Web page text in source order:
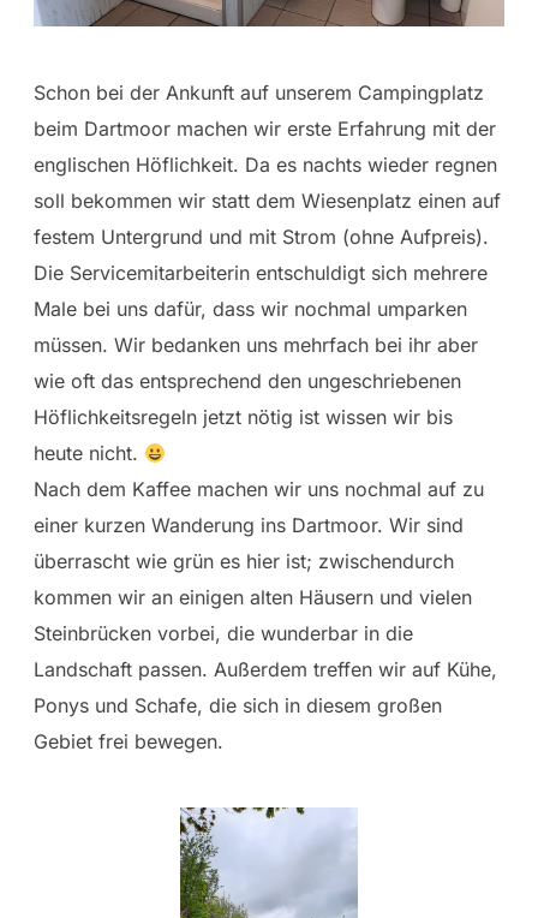
Schon bei der Ankunft auf unserem Campingplatz
beim Dartmoor machen wir erste Erfahrung mit der
englischen Höflichkeit. Da es nachts wieder regnen
soll bekommen wir statt dem Wiesenplatz einen auf
festem Untergrund und mit Strom (ohne Aufpreis).
Die Servicemitarbeiterin entschuldigt sich mehrere
Male bei uns dafür, dass wir nochmal umparken
müssen. Wir bedanken uns mehrfach bei ihr aber
wie oft das entsprechend den ungeschriebenen
Höflichkeitsregeln jetzt nötig ist wissen wir bis
heute nicht.
Nach dem Kaffee machen wir uns nochmal auf zu
einer kurzen Wanderung ins Dartmoor. Wir sind
überrascht wie grün es hier ist; zwischendurch
kommen wir an einigen alten Häusern und vielen
Steinbrücken vorbei, die wunderbar in die
Landschaft passen. Außerdem treffen wir auf Kühe,
Ponys und Schafe, die sich in diesem großen
Gebiet frei bewegen.